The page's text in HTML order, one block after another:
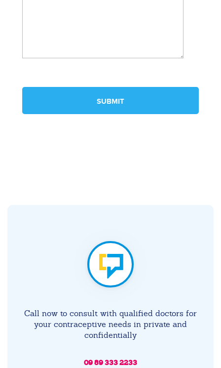
Call now to consult with qualified doctors for
your contraceptive needs in private and
confidentially
09 89 333 2233